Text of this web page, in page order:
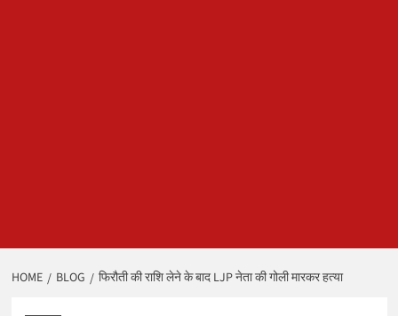
HOME BLOG फिरौती की राशि लेने के बाद LJP नेता की गोली मारकर हत्या